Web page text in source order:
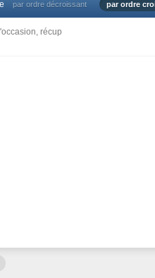
par ordre décroissant par ordre
récup